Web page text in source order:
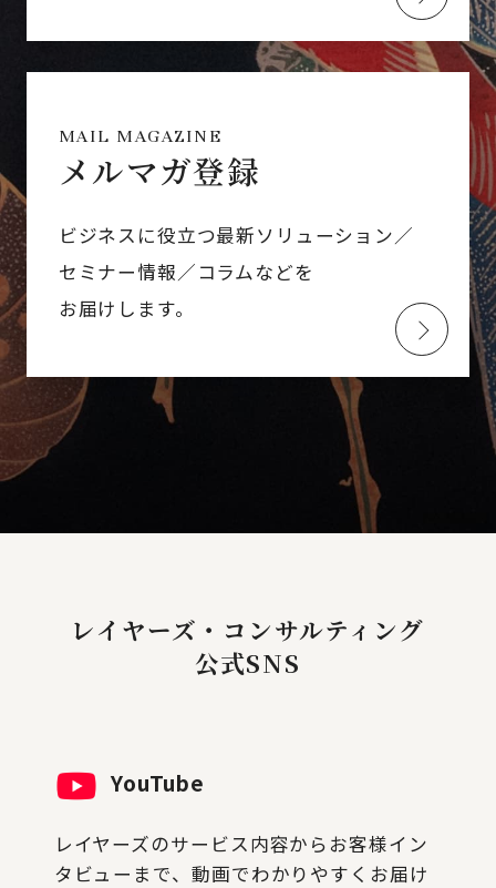
MAIL MAGAZINE
メルマガ登録
ビジネスに役立つ最新ソリューション／
セミナー情報／コラムなどを
お届けします。
レイヤーズ・コンサルティング
公式SNS
YouTube
レイヤーズのサービス内容からお客様イン
タビューまで、動画でわかりやすくお届け